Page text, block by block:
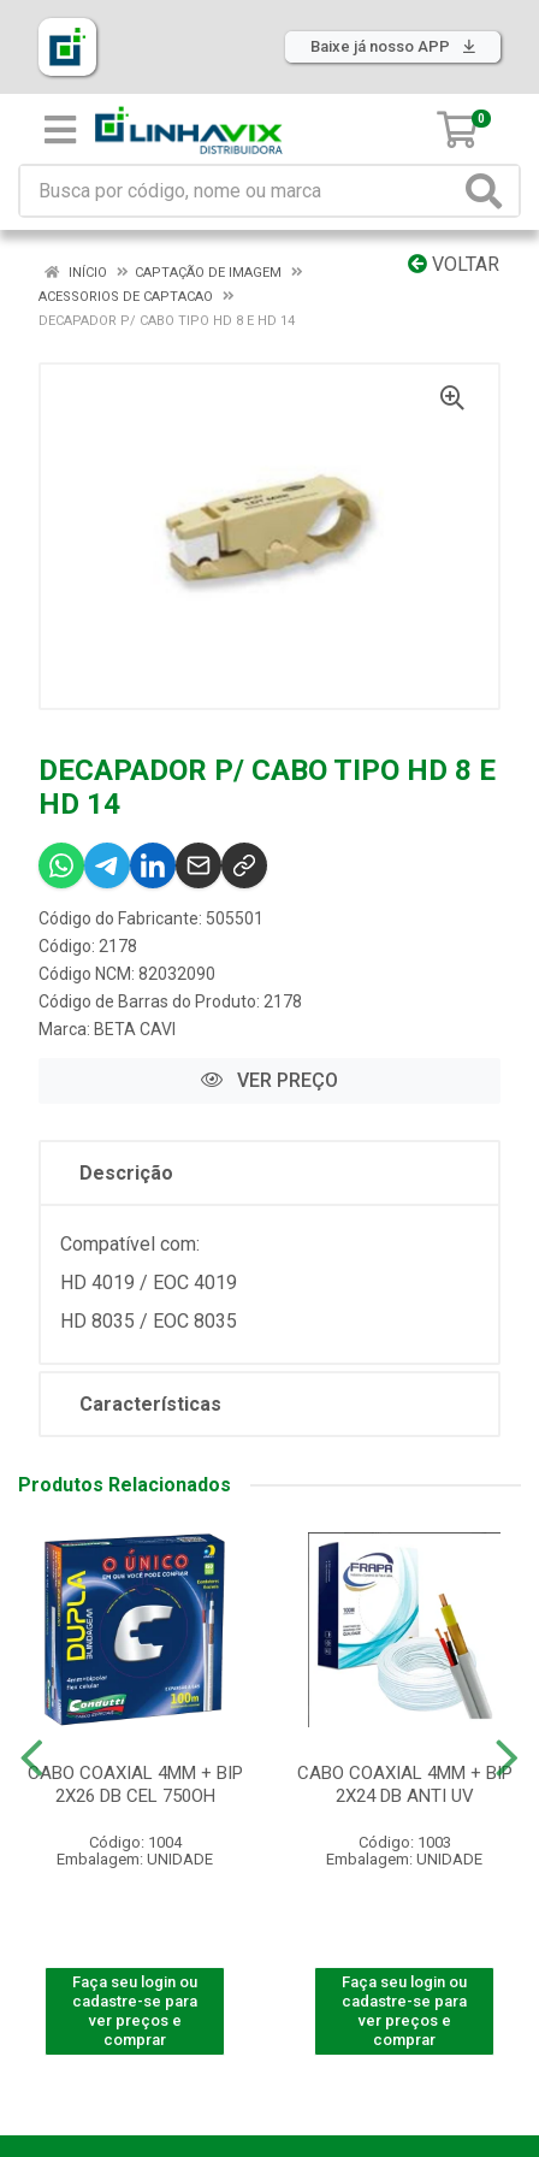
Baixe já nosso APP
0
VOLTAR
INÍCIO
CAPTAÇÃO DE IMAGEM
ACESSORIOS DE CAPTACAO
DECAPADOR P/ CABO TIPO HD 8 E HD 14
DECAPADOR P/ CABO TIPO HD 8 E
HD 14
Código do Fabricante: 505501
Código: 2178
Código NCM: 82032090
Código de Barras do Produto: 2178
Marca: BETA CAVI
VER PREÇO
Descrição
Compatível com:
HD 4019 / EOC 4019
HD 8035 / EOC 8035
Características
Produtos Relacionados
CABO COAXIAL 4MM + BIP
2X26 DB CEL 750OH
Código: 1004
Embalagem: UNIDADE
Faça seu login ou
cadastre-se para
ver preços e
comprar
CABO COAXIAL 4MM + BIP
2X24 DB ANTI UV
Código: 1003
Embalagem: UNIDADE
Faça seu login ou
cadastre-se para
ver preços e
comprar